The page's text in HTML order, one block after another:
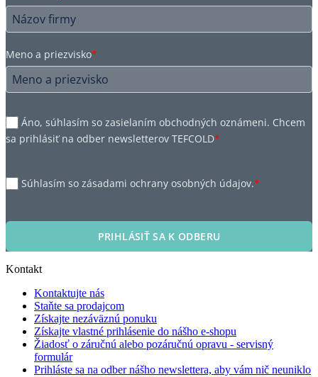
Meno a priezvisko*
Áno, súhlasím so zasielaním obchodných oznámeni. Chcem
sa prihlásiť na odber newsletterov TEFCOLD*
Súhlasím so zásadami ochrany osobných údajov.*
PRIHLÁSIŤ SA K ODBERU
Kontakt
Kontaktujte nás
Staňte sa prodajcom
Získajte nezáväznú ponuku
Získajte vlastné prihlásenie do nášho e-shopu
Žiadosť o záručnú alebo pozáručnú opravu - servisný
formulár
Prihláste sa na odber nášho newslettera, aby vám nič neuniklo